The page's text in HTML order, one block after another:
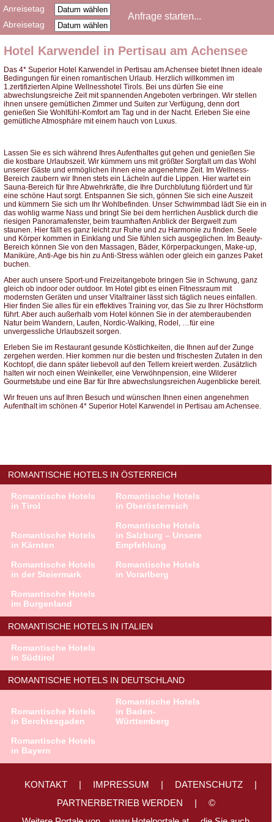
Anreisetag
Abreisetag
Hotel Karwendel in Pertisau am Achensee
Das 4* Superior Hotel Karwendel in Pertisau am Achensee bietet Ihnen ideale
Bedingungen für einen romantischen Urlaub. Herzlich willkommen im
1.zertifizierten Alpine Wellnesshotel Tirols. Bei uns dürfen Sie eine
abwechslungsreiche Zeit mit spannenden Angeboten verbringen. Wir stellen
ihnen unsere gemütlichen Zimmer und Suiten zur Verfügung, denn dort
genießen Sie Wohlfühl-Komfort am Tag und in der Nacht. Erleben Sie eine
gemütliche Atmosphäre mit einem hauch von Luxus.
Lassen Sie es sich während Ihres Aufenthaltes gut gehen und genießen Sie
die kostbare Urlaubszeit. Wir kümmern uns mit größter Sorgfalt um das Wohl
unserer Gäste und ermöglichen ihnen eine angenehme Zeit. Im Wellness-
Bereich zaubern wir Ihnen stets ein Lächeln auf die Lippen. Hier wartet ein
Sauna-Bereich für Ihre Abwehrkräfte, die Ihre Durchblutung füördert und für
eine schöne Haut sorgt. Entspannen Sie sich, gönnen Sie sich eine Auszeit
und kümmern Sie sich um Ihr Wohlbefinden. Unser Schwimmbad lädt Sie ein in
das wohlig warme Nass und bringt Sie bei dem herrlichen Ausblick durch die
riesigen Panoramafenster, beim traumhaften Anblick der Bergwelt zum
staunen. Hier fällt es ganz leicht zur Ruhe und zu Harmonie zu finden. Seele
und Körper kommen in Einklang und Sie fühlen sich ausgeglichen. Im Beauty-
Bereich können Sie von den Massagen, Bäder, Körperpackungen, Make-up,
Maniküre, Anti-Age bis hin zu Anti-Stress wählen oder gleich ein ganzes Paket
buchen.
Aber auch unsere Sport-und Freizeitangebote bringen Sie in Schwung, ganz
gleich ob indoor oder outdoor. Im Hotel gibt es einen Fitnessraum mit
modernsten Geräten und unser Vitaltrainer lässt sich täglich neues einfallen.
Hier finden Sie alles für ein effektives Training vor, das Sie zu Ihrer Höchstform
führt. Aber auch außerhalb vom Hotel können Sie in der atemberaubenden
Natur beim Wandern, Laufen, Nordic-Walking, Rodel, …für eine
unvergessliche Urlaubszeit sorgen.
Erleben Sie im Restaurant gesunde Köstlichkeiten, die Ihnen auf der Zunge
zergehen werden. Hier kommen nur die besten und frischesten Zutaten in den
Kochtopf, die dann später liebevoll auf den Tellern kreiert werden. Zusätzlich
halten wir noch einen Weinkeller, eine Verwöhnpension, eine Wilderer
Gourmetstube und eine Bar für Ihre abwechslungsreichen Augenblicke bereit.
Wir freuen uns auf Ihren Besuch und wünschen Ihnen einen angenehmen
Aufenthalt im schönen 4* Superior Hotel Karwendel in Pertisau am Achensee.
ROMANTISCHE HOTELS IN ÖSTERREICH
Romantische Hotels
in Tirol
Romantische Hotels
in Oberösterreich
Romantische Hotels
in Kärnten
Romantische Hotels
in Salzburg – Unsere
Empfehlung
Romantische Hotels
in der Steiermark
Romantische Hotels
in Vorarlberg
Romantische Hotels
im Burgenland
ROMANTISCHE HOTELS IN ITALIEN
Romantische Hotels
in Südtirol
ROMANTISCHE HOTELS IN DEUTSCHLAND
Romantische Hotels
in Berchtesgaden
Romantische Hotels
in Baden-
Württemberg
Romantische Hotels
in Bayern
KONTAKT | IMPRESSUM | DATENSCHUTZ
|
PARTNERBETRIEB WERDEN
|
©